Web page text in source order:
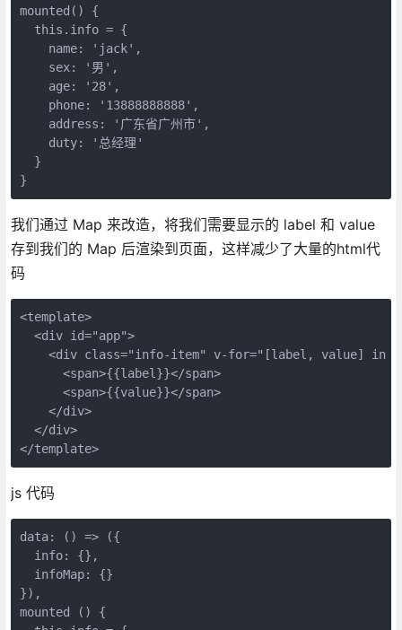
mounted() {
  this.info = {
    name: 'jack',
    sex: '男',
    age: '28',
    phone: '13888888888',
    address: '广东省广州市',
    duty: '总经理'
  }
}
我们通过 Map 来改造，将我们需要显示的 label 和 value
存到我们的 Map 后渲染到页面，这样减少了大量的html代
码
<template>
  <div id="app">
<div class="info-item" v-for="[label, value] in
      <span>{{label}}</span>
      <span>{{value}}</span>
    </div>
  </div>
</template>
js 代码
data: () => ({
  info: {},
  infoMap: {}
}),
mounted () {